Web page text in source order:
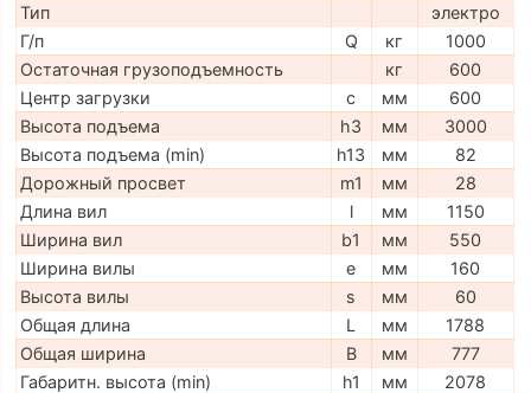
Тип
электро
Г/п
Q кг
1000
Остаточная грузоподъемность
кг
600
Центр загрузки
c мм
600
Высота подъема
h3 мм
3000
Высота подъема (min)
h13 мм
82
Дорожный просвет
m1 мм
28
Длина вил
l мм
1150
Ширина вил
b1 мм
550
Ширина вилы
e мм
160
Высота вилы
s мм
60
Общая длина
L мм
1788
Общая ширина
B мм
777
Габаритн. высота (min)
h1 мм
2078